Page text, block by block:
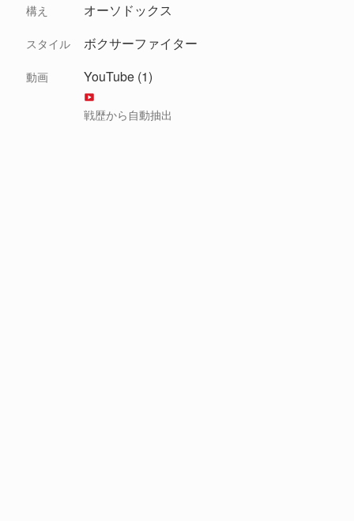
構え オーソドックス
スタイル ボクサーファイター
動画 YouTube (1)
戦歴から自動抽出